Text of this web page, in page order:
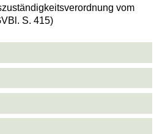
vom
S. 415)